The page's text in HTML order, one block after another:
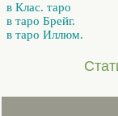
в Клас. таро
в таро Брейг.
в таро Иллюм.